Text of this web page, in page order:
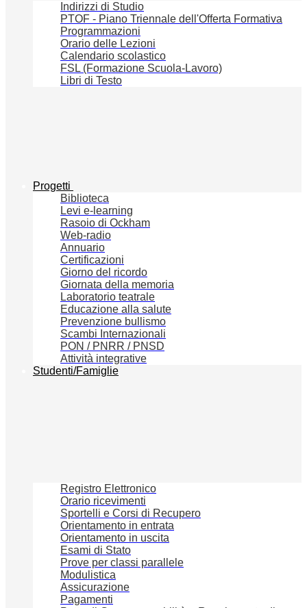
Indirizzi di Studio
PTOF - Piano Triennale dell'Offerta Formativa
Programmazioni
Orario delle Lezioni
Calendario scolastico
FSL (Formazione Scuola-Lavoro)
Libri di Testo
Progetti
Biblioteca
Levi e-learning
Rasoio di Ockham
Web-radio
Annuario
Certificazioni
Giorno del ricordo
Giornata della memoria
Laboratorio teatrale
Educazione alla salute
Prevenzione bullismo
Scambi Internazionali
PON / PNRR / PNSD
Attività integrative
Studenti/Famiglie
Registro Elettronico
Orario ricevimenti
Sportelli e Corsi di Recupero
Orientamento in entrata
Orientamento in uscita
Esami di Stato
Prove per classi parallele
Modulistica
Assicurazione
Pagamenti